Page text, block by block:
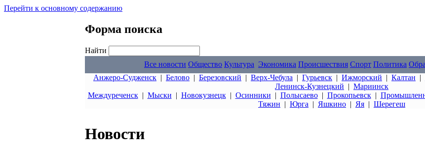
Перейти к основному содержанию
Форма поиска
Найти
Все новости Общество Культура Экономика Происшествия Спорт Политика
Анжеро-Судженск | Белово | Березовский | Верх-Чебула | Гурьевск | Ижморский | Калтан |
Ленинск-Кузнецкий | Мариинск
Междуреченск| Мыски | Новокузнецк| Осинники | Полысаево| Прокопьевск|
Тяжин | Юрга | Яшкино | Яя | Шерегеш
Новости